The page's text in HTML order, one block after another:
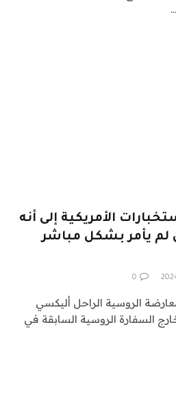
الأمريكية إلى أنه
لم يأمر بشكل مباشر
0
الروسية الراحل أليكسي
السفارة الروسية السابقة في